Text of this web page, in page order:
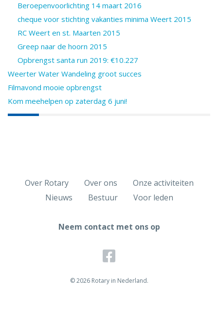
Beroepenvoorlichting 14 maart 2016
cheque voor stichting vakanties minima Weert 2015
RC Weert en st. Maarten 2015
Greep naar de hoorn 2015
Opbrengst santa run 2019: €10.227
Weerter Water Wandeling groot succes
Filmavond mooie opbrengst
Kom meehelpen op zaterdag 6 juni!
Over Rotary Over ons
Onze activiteiten
Nieuws
Bestuur Voor leden
Neem contact met ons op
© 2026 Rotary in Nederland.